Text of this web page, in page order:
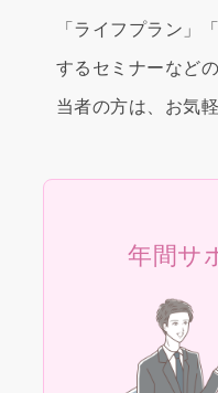
「ライフプラン」
するセミナーなど
当者の方は、お気
年間サ